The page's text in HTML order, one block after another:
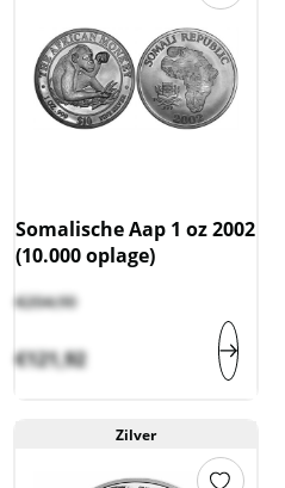
Somalische Aap 1 oz 2002
(10.000 oplage)
€204,90
€121,92
Zilver